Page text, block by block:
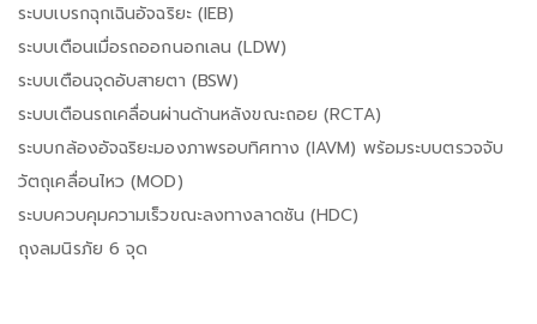
ระบบเบรกฉุกเฉินอัจฉริยะ (IEB)
ระบบเตือนเมื่อรถออกนอกเลน (LDW)
ระบบเตือนจุดอับสายตา (BSW)
ระบบเตือนรถเคลื่อนผ่านด้านหลังขณะถอย (RCTA)
ระบบกล้องอัจฉริยะมองภาพรอบทิศทาง (IAVM) พร้อมระบบตรวจจับ
วัตถุเคลื่อนไหว (MOD)
ระบบควบคุมความเร็วขณะลงทางลาดชัน (HDC)
ถุงลมนิรภัย 6 จุด